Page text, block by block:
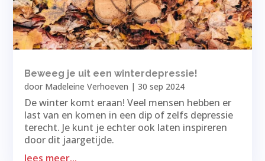
Beweeg je uit een winterdepressie!
door Madeleine Verhoeven |30 sep 2024
De winter komt eraan! Veel mensen hebben er
last van en komen in een dip of zelfs depressie
terecht. Je kunt je echter ook laten inspireren
door dit jaargetijde.
lees meer...